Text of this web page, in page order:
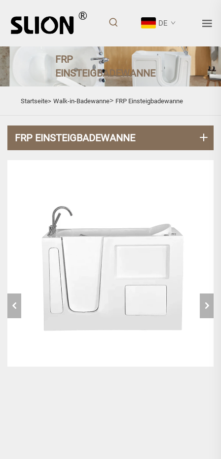
DE
FRP
EINSTEIGBADEWANNE
Startseite> Walk-in-Badewanne> FRP Einsteigbadewanne
FRP EINSTEIGBADEWANNE